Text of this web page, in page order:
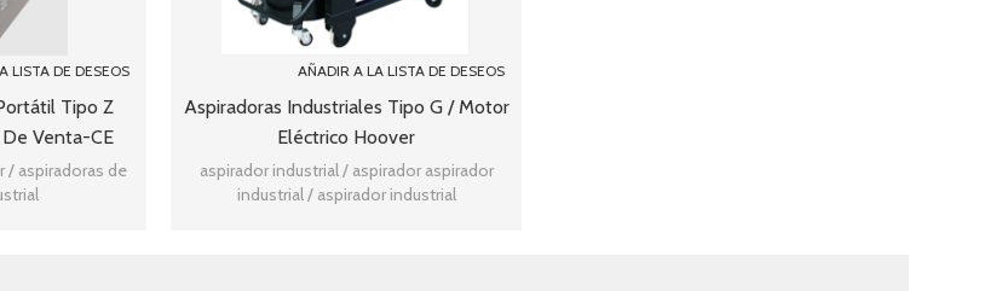
LISTA DE DESEOS
Tipo Z
Venta-CE
/ aspiradoras de
AÑADIR A LA LISTA DE DESEOS
Aspiradoras Industriales Tipo G / Motor
Eléctrico Hoover
aspirador industrial / aspirador aspirador
industrial / aspirador industrial